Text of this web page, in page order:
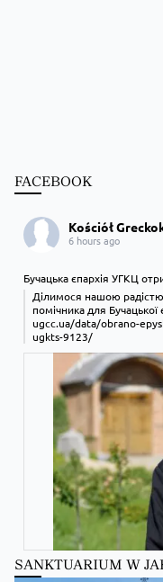
FACEBOOK
Kościół
6 hours ago
Бучацька єпархія УГКЦ
Ділимося нашою
помічника для Бучацької
ugcc.ua/data/obrano-
ugkts-9123/
SANKTUARIUM W